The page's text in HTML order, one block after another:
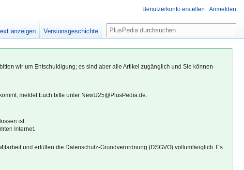
wir um Entschuldigung; es sind aber alle Artikel zugänglich und Sie können
meldet Euch bitte unter NewU25@PlusPedia.de.
ist.
Internet.
und erfüllen die Datenschutz-Grundverordnung (DSGVO) vollumfänglich. Es
Benutzerkonto erstellen Anmelden
anzeigen Versionsgeschichte
S
u
c
e